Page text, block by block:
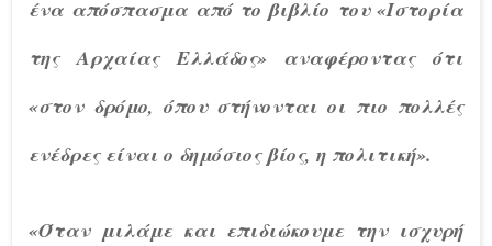
ένα απόσπασμα από το βιβλίο του «Ιστορία
της Αρχαίας Ελλάδος» αναφέροντας ότι
«στον δρόμο, όπου στήνονται οι πιο πολλές
ενέδρες είναι ο δημόσιος βίος, η πολιτική».
«Όταν μιλάμε και επιδιώκουμε την ισχυρή